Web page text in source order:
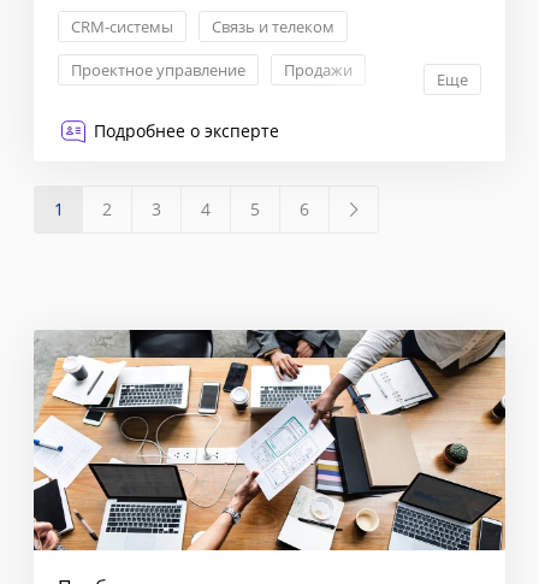
CRM-системы
Связь и телеком
Проектное управление
Продажи Еще
Подробнее о эксперте
1 2 3 4 5 6